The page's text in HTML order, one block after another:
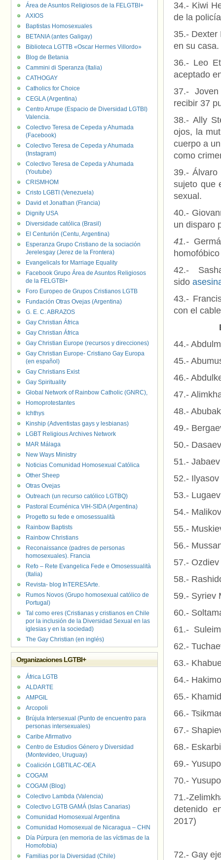
34.- Kiwi
de la
35.- Dexter
en su casa.
36.- Leo
aceptado
37.-
recibir 37
38.- Ally
ojos, la
cuerpo a
como
39.-
sujeto que
sexual.
40.-
un disparo
41.-
42.-
sido
43.-
con el
44.-
45.-
46.-
47.-
48.-
49.-
50.-
51.-
52.-
53.-
54.-
55.-
56.-
57.-
58.-
59.- Syriev
60.-
61.-
62.-
63.-
64.-
65.-
66.-
67.-
68.-
69.-
70.-
71.-
detenido
2017)
72.- Gay
Área de Asuntos Religiosos de la FELGTBI+
AXIOS
Baptistas Homosexuales
BETANIA (antes Galigay)
Biblioteca LGTTB «Oscar Hermes Villordo»
Blog de Betania
Cammini di Speranza (Italia)
CATHOGAY
Catholics for Choice
CEGLA (Argentina)
Centro Arrupe (Espacio de Diversidad LGTBI)
Valencia.
Colectivo Teresa de Cepeda y Ahumada
(Facebook)
Colectivo Teresa de Cepeda y Ahumada
(Instagram)
Colectivo Teresa de Cepeda y Ahumada
(Youtube)
CRISMHOM
Cristo LGBTI (Venezuela)
David et Jonathan (Francia)
Dignity USA
Diversidade católica (Brasil)
El Centurión (Centu, Argentina)
Esperanza Grupo Cristiano de la sociación
Jerelesgay (Jerez de la Frontera)
Evangelicals for Marriage Equality
Facebook Grupo Área de Asuntos Religiosos
de la FELGTBI+
Foro Europeo de Grupos Cristianos LGTB
Fundación Otras Ovejas (Argentina)
G. E. C. ABRAZOS
Gay Christian África
Gay Christian África
Gay Christian Europe (recursos y direcciones)
Gay Christian Europe- Cristiano Gay Europa
(en español)
Gay Christians Exist
Gay Spirituality
Global Network of Rainbow Catholic (GNRC),
Homoprotestantes
Ichthys
Kinship (Adventistas gays y lesbianas)
LGBT Religious Archives Network
MAR Málaga
New Ways Ministry
Noticias Comunidad Homosexual Católica
Other Sheep
Otras Ovejas
Outreach (un recurso católico LGTBQ)
Pastoral Ecuménica VIH-SIDA (Argentina)
Progetto su fede e omosessualità
Rainbow Baptists
Rainbow Christians
Reconaissance (padres de personas
homosexuales). Francia
Refo – Rete Evangelica Fede e Omosessualità
(Italia)
Revista- blog InTERESArte.
Rumos Novos (Grupo homosexual católico de
Portugal)
Tal como eres (Cristianas y cristianos en Chile
por la inclusión de la Diversidad Sexual en las
iglesias y en la sociedad)
The Gay Christian (en inglés)
Organizaciones LGTBI+
África LGTB
ALDARTE
AMPGIL
Arcopoli
Brújula Intersexual (Punto de encuentro para
personas intersexuales)
Caribe Afirmativo
Centro de Estudios Género y Diversidad
(Montevideo, Uruguay)
Coalición LGBTILAC-OEA
COGAM
COGAM (Blog)
Colectivo Lambda (Valencia)
Colectivo LGTB GAMÁ (Islas Canarias)
Comunidad Homosexual Argentina
Comunidad Homosexual de Nicaragua – CHN
Día Púrpura (en memoria de las víctimas de la
Homofobia)
Familias por la Diversidad (Chile)